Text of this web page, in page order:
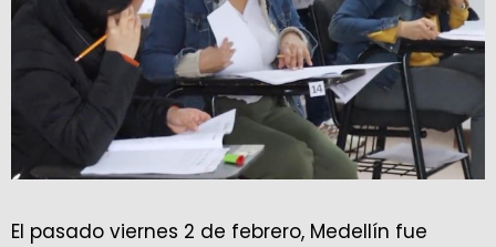
El pasado viernes 2 de febrero, Medellín fue